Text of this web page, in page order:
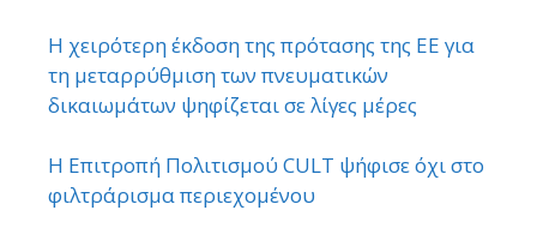
Η χειρότερη έκδοση της πρότασης της ΕΕ για
τη μεταρρύθμιση των πνευματικών
δικαιωμάτων ψηφίζεται σε λίγες μέρες
Η Επιτροπή Πολιτισμού CULT ψήφισε όχι στο
φιλτράρισμα περιεχομένου